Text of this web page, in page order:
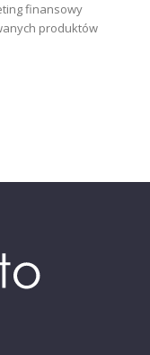
finansowy
produktów